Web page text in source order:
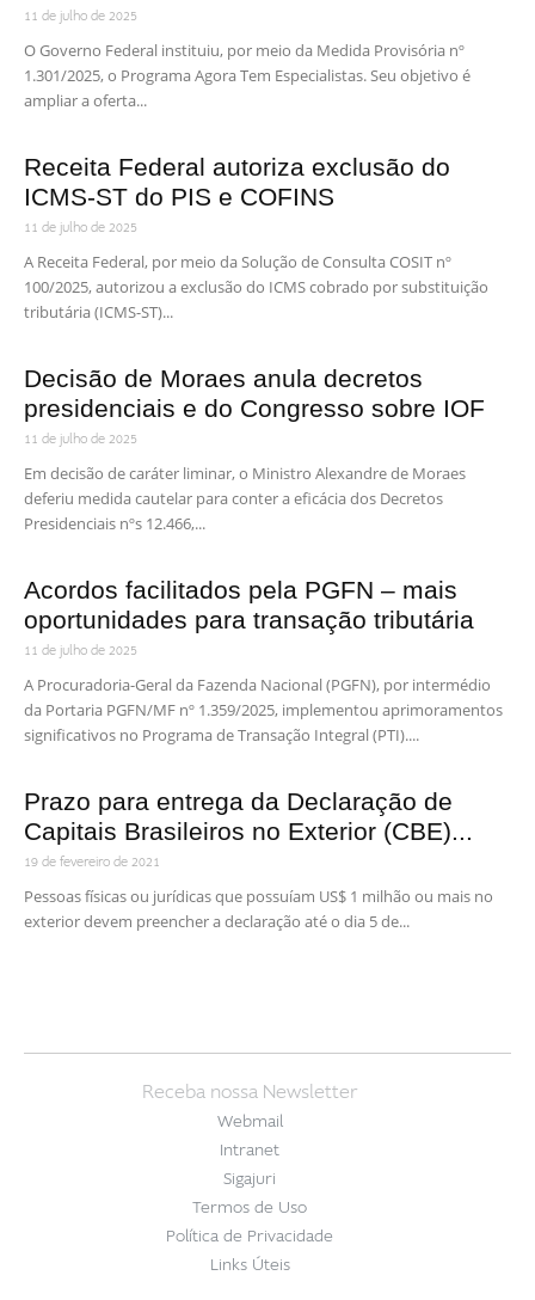
11 de julho de 2025
O Governo Federal instituiu, por meio da Medida Provisória nº
1.301/2025, o Programa Agora Tem Especialistas. Seu objetivo é
ampliar a oferta...
Receita Federal autoriza exclusão do
ICMS-ST do PIS e COFINS
11 de julho de 2025
A Receita Federal, por meio da Solução de Consulta COSIT nº
100/2025, autorizou a exclusão do ICMS cobrado por substituição
tributária (ICMS-ST)...
Decisão de Moraes anula decretos
presidenciais e do Congresso sobre IOF
11 de julho de 2025
Em decisão de caráter liminar, o Ministro Alexandre de Moraes
deferiu medida cautelar para conter a eficácia dos Decretos
Presidenciais nºs 12.466,...
Acordos facilitados pela PGFN – mais
oportunidades para transação tributária
11 de julho de 2025
A Procuradoria-Geral da Fazenda Nacional (PGFN), por intermédio
da Portaria PGFN/MF nº 1.359/2025, implementou aprimoramentos
significativos no Programa de Transação Integral (PTI)....
Prazo para entrega da Declaração de
Capitais Brasileiros no Exterior (CBE)...
19 de fevereiro de 2021
Pessoas físicas ou jurídicas que possuíam US$ 1 milhão ou mais no
exterior devem preencher a declaração até o dia 5 de...
Receba nossa Newsletter
Webmail
Intranet
Sigajuri
Termos de Uso
Política de Privacidade
Links Úteis